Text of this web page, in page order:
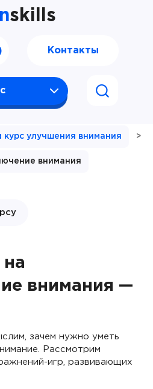
nskills
Контакты
курс улучшения внимания >
внимания
на
внимания —
зачем нужно уметь
Рассмотрим
игр, развивающих